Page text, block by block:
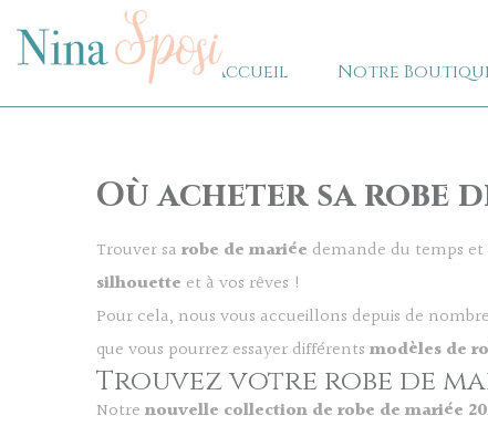
Accueil Notre
Où acheter sa robe
Trouver sa robe de mariée demande du temps et
silhouette et à vos rêves !
Pour cela, nous vous accueillons depuis de
que vous pourrez essayer différents modèles de
Trouvez votre robe de
Notre nouvelle collection de robe de mariée